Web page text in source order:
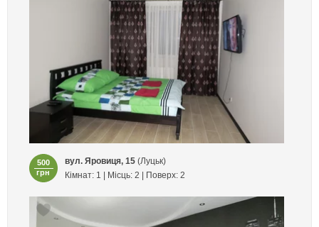
500
грн
вул. Яровиця, 15(Луцьк)
Кімнат: 1 | Місць: 2 | Поверх: 2